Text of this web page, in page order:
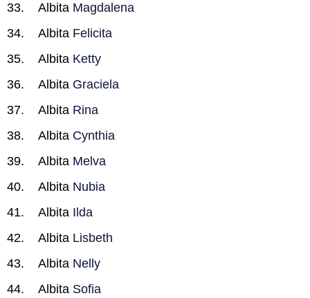
Albita Magdalena
Albita Felicita
Albita Ketty
Albita Graciela
Albita Rina
Albita Cynthia
Albita Melva
Albita Nubia
Albita Ilda
Albita Lisbeth
Albita Nelly
Albita Sofia